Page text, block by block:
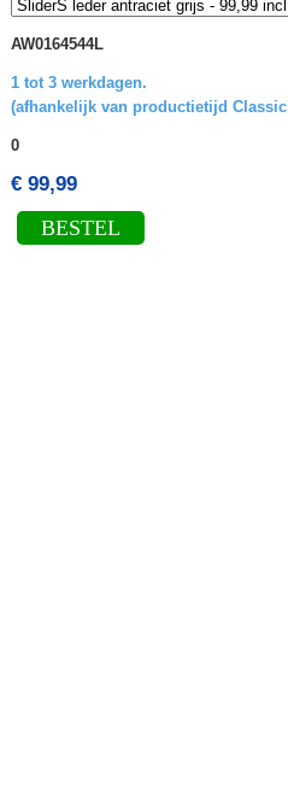
AW0164544L
1 tot 3 werkdagen.
(afhankelijk van productietijd
0
€ 99,99
BESTEL